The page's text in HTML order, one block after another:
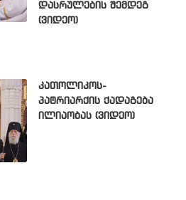
დასრულების შემდეგ
(ვიდეო)
კათოლიკოს-
პატრიარქის ქადაგება
ილიაობას (ვიდეო)